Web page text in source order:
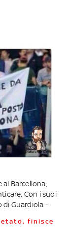
Barcellona,
Con i suoi
di Guardiola -